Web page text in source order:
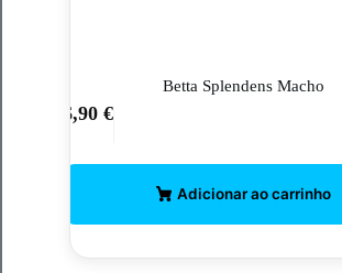
Betta Splendens Macho
6,90 €